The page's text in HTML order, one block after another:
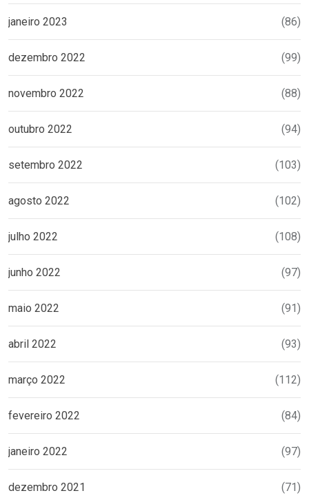
janeiro 2023 (86)
dezembro 2022 (99)
novembro 2022 (88)
outubro 2022 (94)
setembro 2022 (103)
agosto 2022 (102)
julho 2022 (108)
junho 2022 (97)
maio 2022 (91)
abril 2022 (93)
março 2022 (112)
fevereiro 2022 (84)
janeiro 2022 (97)
dezembro 2021 (71)